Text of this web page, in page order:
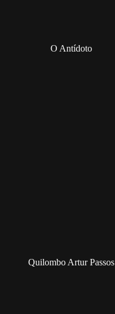
O Antídoto
Quilombo Artur Passos